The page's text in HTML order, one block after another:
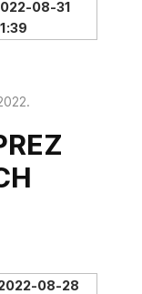
08-31
.
08-28